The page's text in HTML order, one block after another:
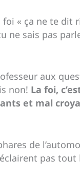
foi « ça ne te dit
sais pas
aux
non! La foi,
et mal
de
pas tout